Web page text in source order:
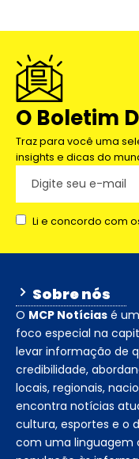
O Boletim
Traz para você uma
insights e dicas do
Li e concordo com
Sobre nós
O MCP Notícias é
foco especial na
levar informação de
credibilidade,
locais, regionais,
encontra notícias
cultura, esportes e o
com uma linguagem